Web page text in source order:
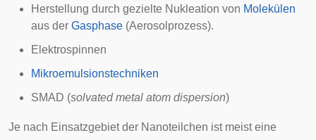
Herstellung durch gezielte Nukleation von Molekülen
aus der Gasphase (Aerosolprozess).
Elektrospinnen
Mikroemulsionstechniken
SMAD (solvated metal atom dispersion)
Je nach Einsatzgebiet der Nanoteilchen ist meist eine